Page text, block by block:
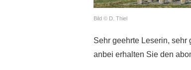
Bild © D. Thiel
Sehr geehrte Leserin, sehr
anbei erhalten Sie den